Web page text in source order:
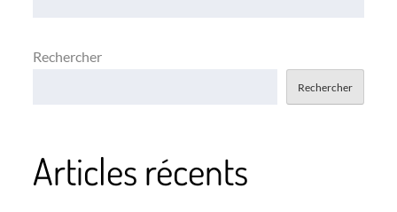
Rechercher
Rechercher
Articles récents